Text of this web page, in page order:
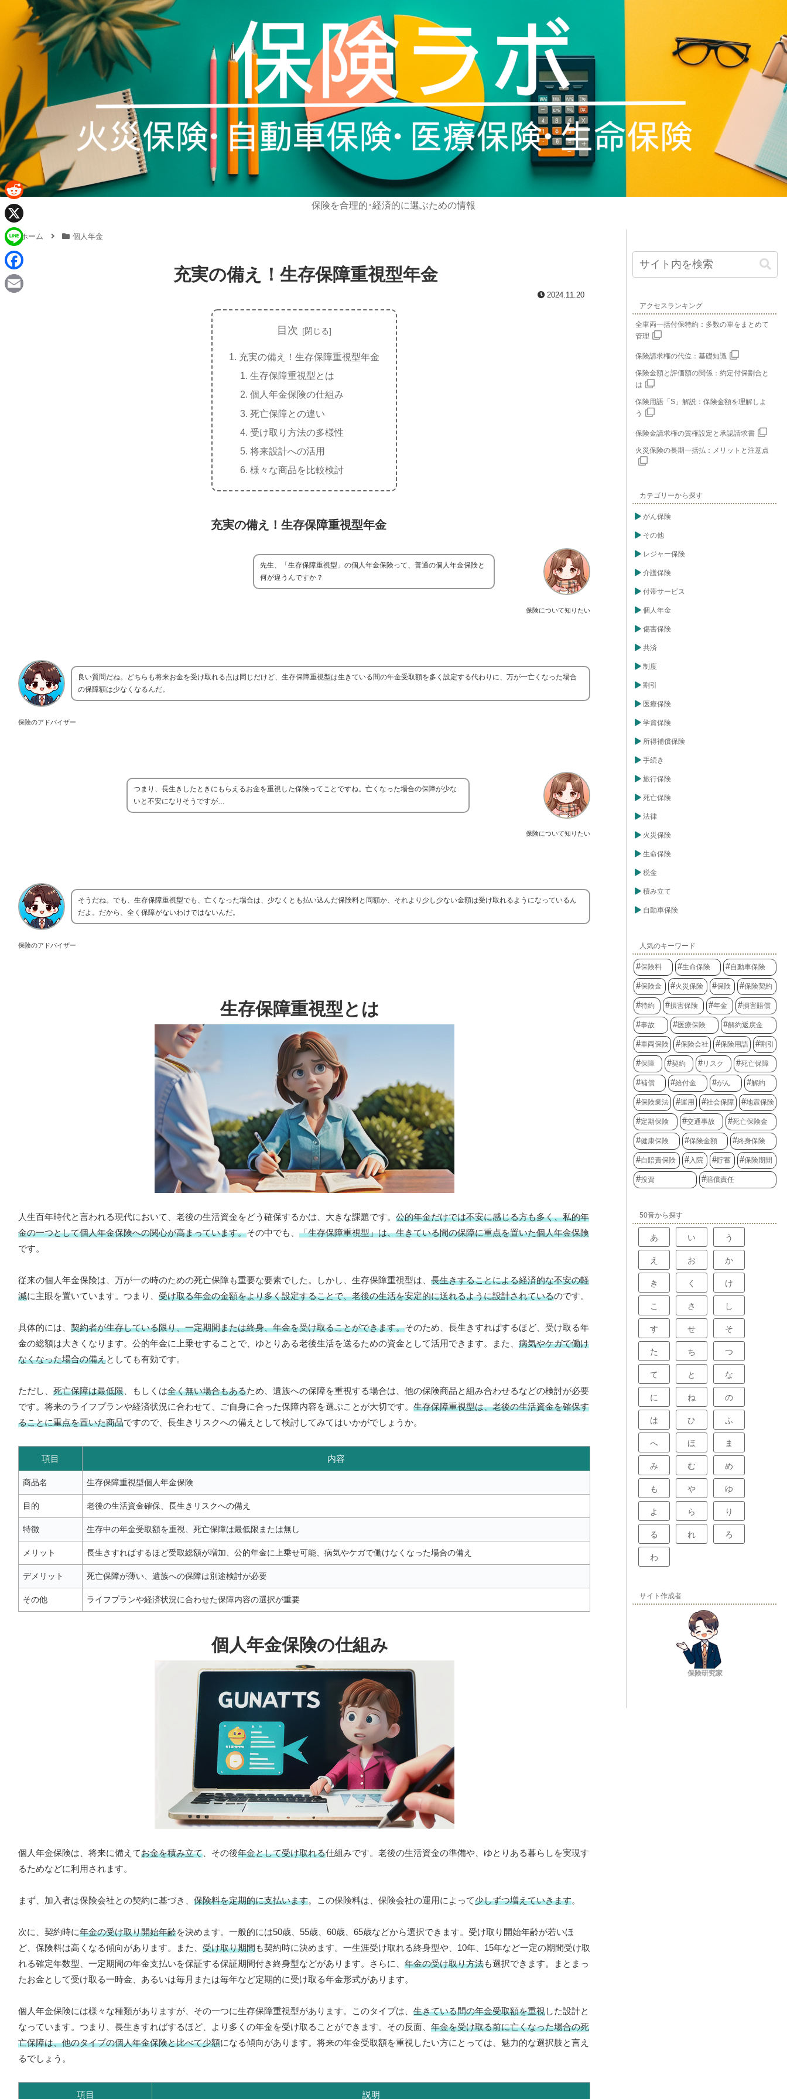
保険を合理的･経済的に選ぶための情報
ホーム 個人年金
充実の備え！生存保障重視型年金
2024.11.20
目次
充実の備え！生存保障重視型年金
生存保障重視型とは
個人年金保険の仕組み
死亡保障との違い
受け取り方法の多様性
将来設計への活用
様々な商品を比較検討
充実の備え！生存保障重視型年金
保険について知りたい
先生、「生存保障重視型」の個人年金保険って、普通の個人年金保険と
何が違うんですか？
保険のアドバイザー
良い質問だね。どちらも将来お金を受け取れる点は同じだけど、生存保障重視型は生きている間の年金受取額を多く設定する代わりに、万が一亡くなった場合
の保障額は少なくなるんだ。
保険について知りたい
つまり、長生きしたときにもらえるお金を重視した保険ってことですね。亡くなった場合の保障が少な
いと不安になりそうですが…
保険のアドバイザー
そうだね。でも、生存保障重視型でも、亡くなった場合は、少なくとも払い込んだ保険料と同額か、それより少し少ない金額は受け取れるようになっているん
だよ。だから、全く保障がないわけではないんだ。
生存保障重視型とは
人生百年時代と言われる現代において、老後の生活資金をどう確保するかは、大きな課題です。 公的年金だけでは不安に感じる方も多く、私的年
金の一つとして個人年金保険への関心が高まっています。その中でも、 「生存保障重視型」は、生きている間の保障に重点を置いた個人年金保険
です。
従来の個人年金保険は、万が一の時のための死亡保障も重要な要素でした。しかし、生存保障重視型は、 長生きすることによる経済的な不安の軽
減に主眼を置いています。つまり、 受け取る年金の金額をより多く設定することで、老後の生活を安定的に送れるように設計されているのです。
具体的には、 契約者が生存している限り、一定期間または終身、年金を受け取ることができます。そのため、長生きすればするほど、受け取る年
金の総額は大きくなります。公的年金に上乗せすることで、ゆとりある老後生活を送るための資金として活用できます。また、 病気やケガで働け
なくなった場合の備えとしても有効です。
ただし、 死亡保障は最低限 、もしくは全く無い場合もあるため、遺族への保障を重視する場合は、他の保険商品と組み合わせるなどの検討が必要
です。将来のライフプランや経済状況に合わせて、ご自身に合った保障内容を選ぶことが大切です。 生存保障重視型は、老後の生活資金を確保す
ることに重点を置いた商品ですので、長生きリスクへの備えとして検討してみてはいかがでしょうか。
項目 内容
商品名 生存保障重視型個人年金保険
目的 老後の生活資金確保、長生きリスクへの備え
特徴 生存中の年金受取額を重視、死亡保障は最低限または無し
メリット 長生きすればするほど受取総額が増加、公的年金に上乗せ可能、病気やケガで働けなくなった場合の備え
デメリット 死亡保障が薄い、遺族への保障は別途検討が必要
その他 ライフプランや経済状況に合わせた保障内容の選択が重要
個人年金保険の仕組み
個人年金保険は、将来に備えてお金を積み立て 、その後年金として受け取れる仕組みです。老後の生活資金の準備や、ゆとりある暮らしを実現す
るためなどに利用されます。
まず、加入者は保険会社との契約に基づき、 保険料を定期的に支払います。この保険料は、保険会社の運用によって少しずつ増えていきます。
次に、契約時に年金の受け取り開始年齢を決めます。一般的には50歳、55歳、60歳、65歳などから選択できます。受け取り開始年齢が若いほ
ど、保険料は高くなる傾向があります。また、 受け取り期間も契約時に決めます。一生涯受け取れる終身型や、10年、15年など一定の期間受け取
れる確定年数型、一定期間の年金支払いを保証する保証期間付き終身型などがあります。さらに、 年金の受け取り方法も選択できます。まとまっ
たお金として受け取る一時金、あるいは毎月または毎年など定期的に受け取る年金形式があります。
個人年金保険には様々な種類がありますが、その一つに生存保障重視型があります。このタイプは、 生きている間の年金受取額を重視した設計と
なっています。つまり、長生きすればするほど、より多くの年金を受け取ることができます。その反面、 年金を受け取る前に亡くなった場合の死
亡保障は、他のタイプの個人年金保険と比べて少額になる傾向があります。将来の年金受取額を重視したい方にとっては、魅力的な選択肢と言え
るでしょう。
項目 説明
アクセスランキング
全車両一括付保特約：多数の車をまとめて
管理
保険請求権の代位：基礎知識
保険金額と評価額の関係：約定付保割合と
は
保険用語「S」解説：保険金額を理解しよ
う
保険金請求権の質権設定と承認請求書
火災保険の長期一括払：メリットと注意点
カテゴリーから探す
がん保険
その他
レジャー保険
介護保険
付帯サービス
個人年金
傷害保険
共済
制度
割引
医療保険
学資保険
所得補償保険
手続き
旅行保険
死亡保険
法律
火災保険
生命保険
税金
積み立て
自動車保険
人気のキーワード
保険料 生命保険 自動車保険
保険金 火災保険 保険 保険契約
特約 損害保険 年金 損害賠償
事故 医療保険 解約返戻金
車両保険 保険会社 保険用語 割引
保障 契約 リスク 死亡保障
補償 給付金 がん 解約
保険業法 運用 社会保障 地震保険
定期保険 交通事故 死亡保険金
健康保険 保険金額 終身保険
自賠責保険 入院 貯蓄 保険期間
投資 賠償責任
50音から探す
あ い う
え お か
き く け
こ さ し
す せ そ
た ち つ
て と な
に ね の
は ひ ふ
へ ほ ま
み む め
も や ゆ
よ ら り
る れ ろ
わ
サイト作成者
保険研究家
R
e
d
d
i
X
L
n
F